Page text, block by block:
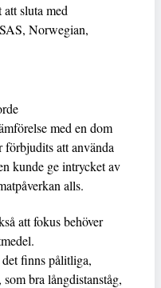
sluta med
Norwegian,
med en dom
att använda
kunde ge intrycket av
alls.
att fokus behöver
finns pålitliga,
bra långdistanståg,